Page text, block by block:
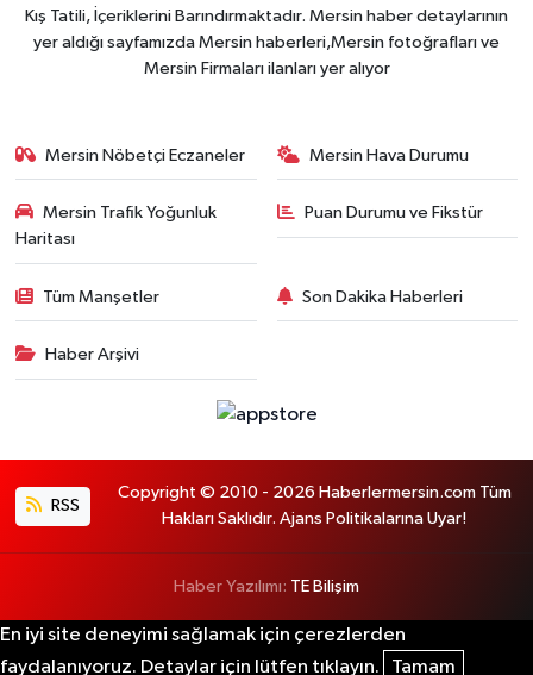
Kış Tatili, İçeriklerini Barındırmaktadır. Mersin haber detaylarının
yer aldığı sayfamızda Mersin haberleri,Mersin fotoğrafları ve
Mersin Firmaları ilanları yer alıyor
Mersin Nöbetçi Eczaneler Mersin Hava Durumu
Mersin Trafik Yoğunluk
Haritası
Puan Durumu ve Fikstür
Tüm Manşetler Son Dakika Haberleri
Haber Arşivi
RSS
Copyright © 2010 - 2026 Haberlermersin.com Tüm
Hakları Saklıdır. Ajans Politikalarına Uyar!
Haber Yazılımı: TE Bilişim
En iyi site deneyimi sağlamak için çerezlerden
faydalanıyoruz. Detaylar için lütfen tıklayın.
Tamam